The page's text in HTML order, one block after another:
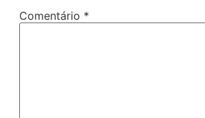
Comentário *